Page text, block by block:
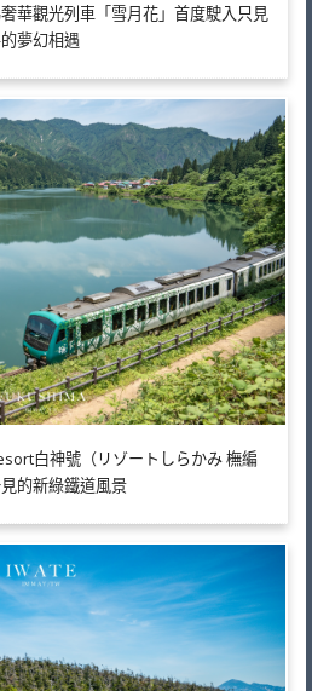
華觀光列車「雪月花」首度駛入只見
夢幻相遇
白神號（リゾートしらかみ 橅編
的新綠鐵道風景